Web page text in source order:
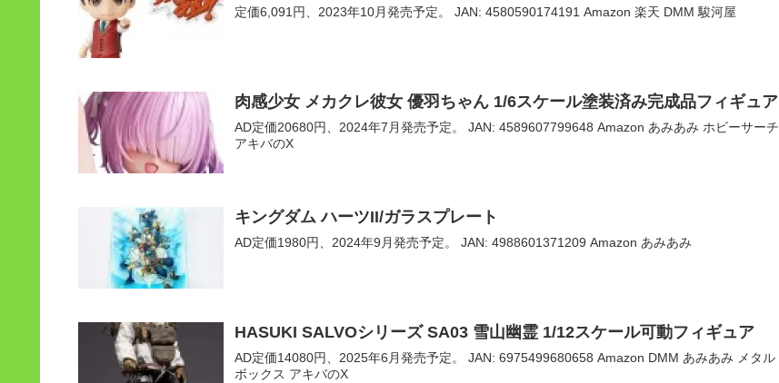
定価6,091円、2023年10月発売予定。 JAN: 4580590174191 Amazon 楽天 DMM 駿河屋
肉感少女 メカクレ彼女 優羽ちゃん 1/6スケール塗装済み完成品フィギュア
AD定価20680円、2024年7月発売予定。 JAN: 4589607799648 Amazon あみあみ ホビーサーチ
アキバのX
キングダム ハーツII/ガラスプレート
AD定価1980円、2024年9月発売予定。 JAN: 4988601371209 Amazon あみあみ
HASUKI SALVOシリーズ SA03 雪山幽霊 1/12スケール可動フィギュア
AD定価14080円、2025年6月発売予定。 JAN: 6975499680658 Amazon DMM あみあみ メタル
ボックス アキバのX